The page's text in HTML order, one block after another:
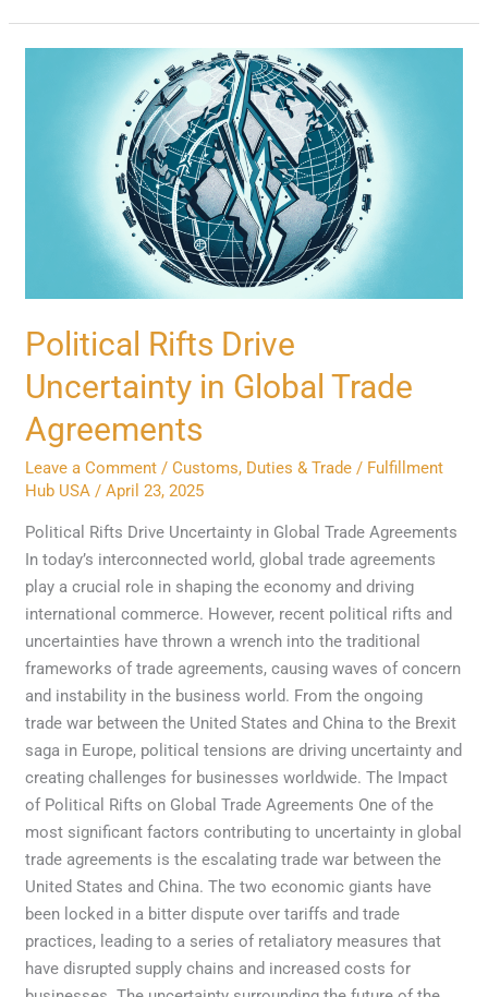
Political Rifts Drive
Uncertainty in Global Trade
Agreements
Leave a Comment /Customs, Duties & Trade / Fulfillment
Hub USA/April 23, 2025
Political Rifts Drive Uncertainty in Global Trade Agreements
In today’s interconnected world, global trade agreements
play a crucial role in shaping the economy and driving
international commerce. However, recent political rifts and
uncertainties have thrown a wrench into the traditional
frameworks of trade agreements, causing waves of concern
and instability in the business world. From the ongoing
trade war between the United States and China to the Brexit
saga in Europe, political tensions are driving uncertainty and
creating challenges for businesses worldwide. The Impact
of Political Rifts on Global Trade Agreements One of the
most significant factors contributing to uncertainty in global
trade agreements is the escalating trade war between the
United States and China. The two economic giants have
been locked in a bitter dispute over tariffs and trade
practices, leading to a series of retaliatory measures that
have disrupted supply chains and increased costs for
Agreements